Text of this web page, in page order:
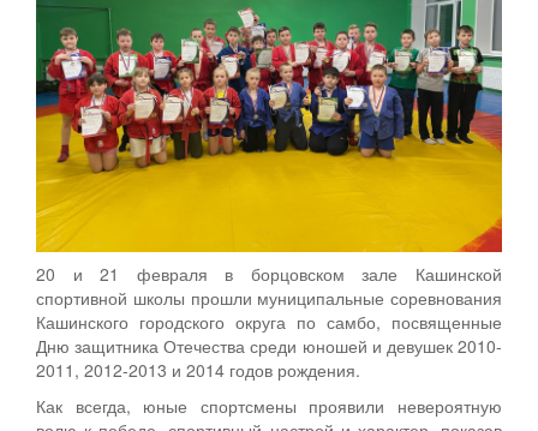
20 и 21 февраля в борцовском зале Кашинской
спортивной школы прошли муниципальные соревнования
Кашинского городского округа по самбо, посвященные
Дню защитника Отечества среди юношей и девушек 2010-
2011, 2012-2013 и 2014 годов рождения.
Как всегда, юные спортсмены проявили невероятную